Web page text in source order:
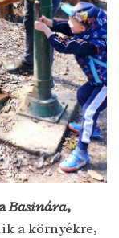
Basinára,
a környékre,